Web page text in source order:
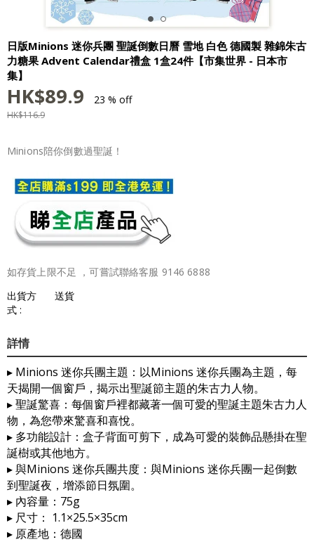
日版Minions 迷你兵團 聖誕倒數日曆 雪地 白色 德國製 雜錦朱古
力糖果 Advent Calendar禮盒 1盒24件【市集世界 - 日本市
集】
HK$89.9 23 % off
HK$116.9
Minions陪你倒數過聖誕！
如存貨上限不足 ，可嘗試聯絡客服 9146 6888
出貨方
式 :
送貨
詳情
▸ Minions 迷你兵團主題：以Minions 迷你兵團為主題，每
天揭開一個窗戶，揭示出聖誕節主題的朱古力人物。
▸ 聖誕驚喜：每個窗戶裡都藏著一個可愛的聖誕主題朱古力人
物，為您帶來驚喜和喜悅。
▸ 多功能設計：盒子背面可剪下，成為可愛的裝飾品懸掛在聖
誕樹或其他地方。
▸ 與Minions 迷你兵團共度：與Minions 迷你兵團一起倒數
到聖誕夜，增添節日氛圍。
▸ 內容量：75g
▸ 尺寸： 1.1×25.5×35cm
▸ 原產地：德國